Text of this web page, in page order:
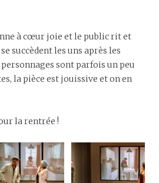
à cœur joie et le public rit et
succèdent les uns après les
sont parfois un peu
la pièce est jouissive et on en
la rentrée !